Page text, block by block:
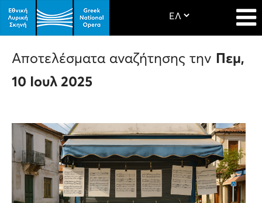
Αποτελέσματα αναζήτησης την Πεμ,
10 Ιουλ 2025